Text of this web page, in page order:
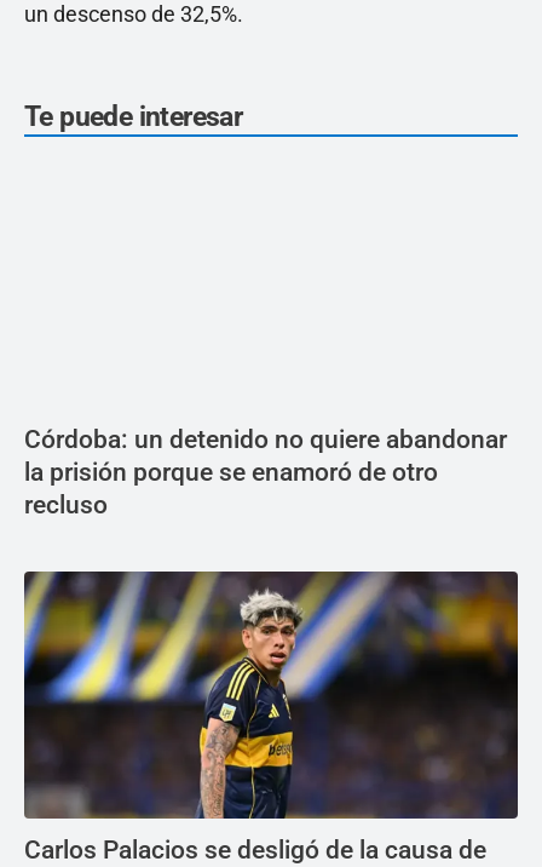
un descenso de 32,5%.
Te puede interesar
Córdoba: un detenido no quiere abandonar
la prisión porque se enamoró de otro
recluso
Carlos Palacios se desligó de la causa de